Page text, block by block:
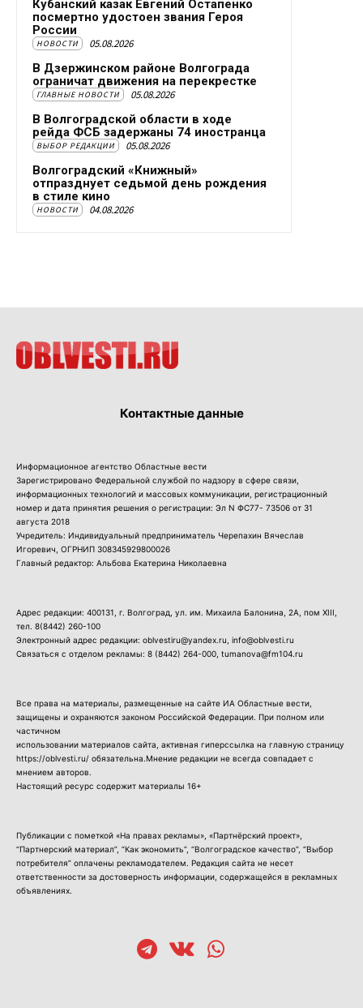
Кубанский казак Евгений Остапенко
посмертно удостоен звания Героя
России
НОВОСТИ 05.08.2026
В Дзержинском районе Волгограда
ограничат движения на перекрестке
ГЛАВНЫЕ НОВОСТИ 05.08.2026
В Волгоградской области в ходе
рейда ФСБ задержаны 74 иностранца
ВЫБОР РЕДАКЦИИ 05.08.2026
Волгоградский «Книжный»
отпразднует седьмой день рождения
в стиле кино
НОВОСТИ 04.08.2026
Контактные данные
Информационное агентство Областные вести
Зарегистрировано Федеральной службой по надзору в сфере связи,
информационных технологий и массовых коммуникации, регистрационный
номер и дата принятия решения о регистрации: Эл N ФС77- 73506 от 31
августа 2018
Учредитель: Индивидуальный предприниматель Черепахин Вячеслав
Игоревич, ОГРНИП 308345929800026
Главный редактор: Альбова Екатерина Николаевна
Адрес редакции: 400131, г. Волгоград, ул. им. Михаила Балонина, 2А, пом XIII,
тел. 8(8442) 260-100
Электронный адрес редакции: oblvestiru@yandex.ru, info@oblvesti.ru
Связаться с отделом рекламы: 8 (8442) 264-000 , tumanova@fm104.ru
Все права на материалы, размещенные на сайте ИА Областные вести,
защищены и охраняются законом Российской Федерации. При полном или
частичном
использовании материалов сайта, активная гиперссылка на главную страницу
https://oblvesti.ru/ обязательна.Мнение редакции не всегда совпадает с
мнением авторов.
Настоящий ресурс содержит материалы 16+
Публикации с пометкой «На правах рекламы», «Партнёрский проект»,
“Партнерский материал”, “Как экономить”, “Волгоградское качество”, “Выбор
потребителя” оплачены рекламодателем. Редакция сайта не несет
ответственности за достоверность информации, содержащейся в рекламных
объявлениях.